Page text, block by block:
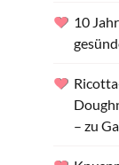
10
– zu